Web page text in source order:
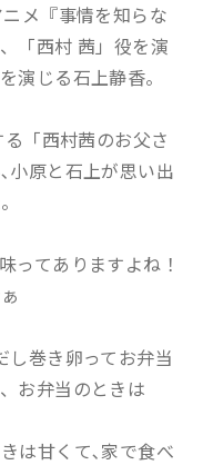
メ『事情を知らな
「西村 茜」役を演
演じる石上静香。
「西村茜のお父さ
小原と石上が思い出
ってありますよね！
巻き卵ってお弁当
お弁当のときは
は甘くて､家で食べ